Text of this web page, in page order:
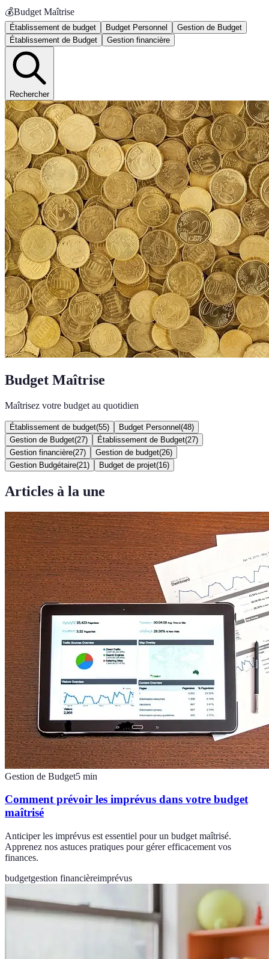
💰Budget Maîtrise
Établissement de budget Budget Personnel
Gestion de Budget
Établissement de Budget
Gestion financière
Rechercher
Budget Maîtrise
Maîtrisez votre budget au quotidien
Établissement de budget(55) Budget Personnel (48)
Gestion de Budget(27) Établissement de Budget(27)
Gestion financière(27) Gestion de budget(26)
Gestion Budgétaire(21 ) Budget de projet(16)
Articles à la une
Gestion de Budget5 min
Comment prévoir les imprévus dans votre budget
maîtrisé
Anticiper les imprévus est essentiel pour un budget maîtrisé.
Apprenez nos astuces pratiques pour gérer efficacement vos
finances.
budgetgestion financièreimprévus